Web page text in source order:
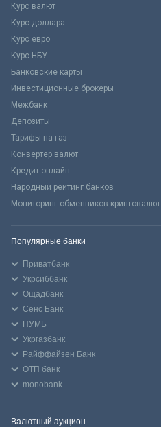
Курс валют
Курс доллара
Курс евро
Курс НБУ
Банковские карты
Инвестиционные брокеры
Межбанк
Депозиты
Тарифы на газ
Конвертер валют
Кредит онлайн
Народный рейтинг банков
Мониторинг обменников криптовалют
Популярные банки
Приватбанк
Укрсиббанк
Ощадбанк
Сенс Банк
ПУМБ
Укргазбанк
Райффайзен Банк
ОТП банк
monobank
Валютный аукцион